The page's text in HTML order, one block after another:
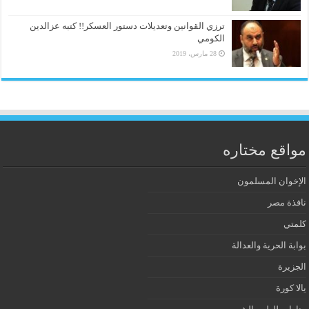
ترزي القوانين وتعديلات دستور العسكر!! كتبه عزالدين
الكومي
28 مارس، 2019
مواقع مختاره
الإخوان المسلمون
نافذة مصر
كلمتي
بوابة الحرية والعدالة
الجزيرة
يالا كورة